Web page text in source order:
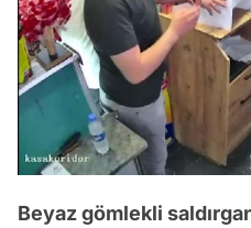
Beyaz gömlekli